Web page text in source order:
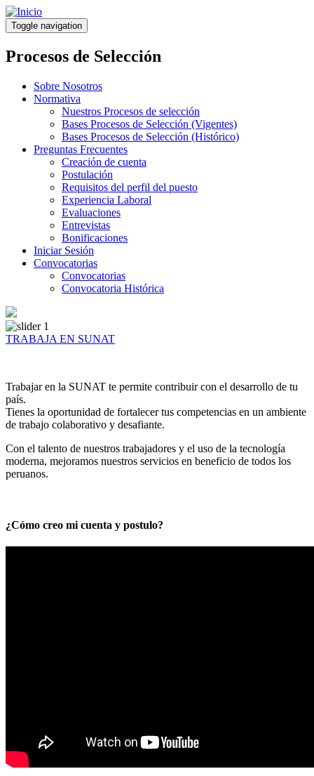
Pasar
al
contenido
principal
Toggle navigation
Procesos de Selección
Sobre Nosotros
Normativa
Nuestros Procesos de selección
Bases Procesos de Selección (Vigentes)
Bases Procesos de Selección (Histórico)
Preguntas Frecuentes
Creación de cuenta
Postulación
Requisitos del perfil del puesto
Experiencia Laboral
Evaluaciones
Entrevistas
Bonificaciones
Iniciar Sesión
Convocatorias
Convocatorias
Convocatoria Histórica
TRABAJA EN SUNAT
Trabajar en la SUNAT te permite contribuir con el desarrollo de tu
país.
Tienes la oportunidad de fortalecer tus competencias en un ambiente
de trabajo colaborativo y desafiante.
Con el talento de nuestros trabajadores y el uso de la tecnología
moderna, mejoramos nuestros servicios en beneficio de todos los
peruanos.
¿Cómo creo mi cuenta y postulo?